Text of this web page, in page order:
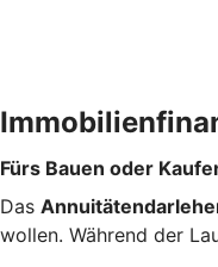
Fürs Bauen oder
Das
wollen. Während der